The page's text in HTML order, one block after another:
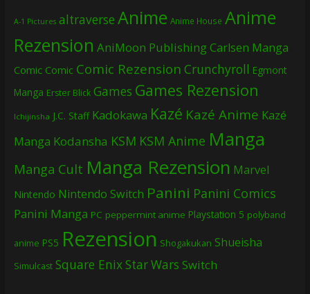
A-1 Pictures altraverse Anime Anime House Anime
Rezension AniMoon PublishingCarlsen Manga
Comic Comic Comic Rezension Crunchyroll Egmont
Manga Erster Blick Games Games Rezension
Ichijinsha J.C. Staff Kadokawa Kazé Kazé Anime Kazé
Manga Kodansha KSM KSM Anime Manga
Manga Cult Manga Rezension Marvel
Nintendo Nintendo Switch Panini Panini Comics
Panini Manga PC peppermint anime Playstation 5 polyband
anime PS5 Rezension Shogakukan Shueisha
Simulcast Square EnixStar Wars Switch